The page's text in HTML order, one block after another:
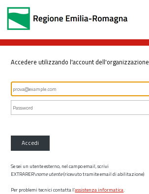
Accedere utilizzando l'account dell'organizzazione
Accedi
Se sei un utente esterno, nel campo email, scrivi
EXTRARER\nome utente(ricevuto tramite email di abilitazione)
Per problemi tecnici contatta l’assistenza informatica.